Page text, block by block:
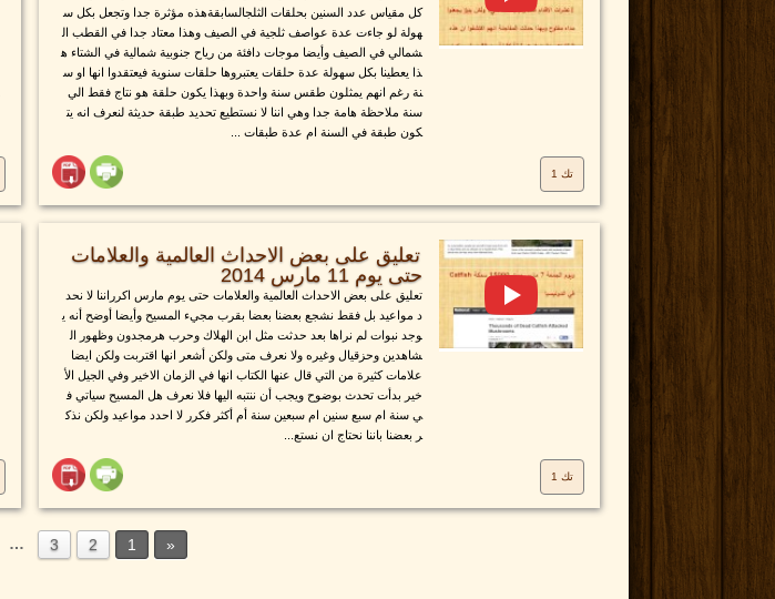
كل مقياس عدد السنين بحلقات الثلجالسابقةهذه مؤثرة جدا وتجعل بكل س
هولة لو جاءت عدة عواصف ثلجية في الصيف وهذا معتاد جدا في القطب ال
شمالي في الصيف وأيضا موجات دافئة من رياح جنوبية شمالية في الشتاء ه
ذا يعطينا بكل سهولة عدة حلقات يعتبروها حلقات سنوية فيعتقدوا انها او س
نة رغم انهم يمثلون طقس سنة واحدة وبهذا يكون حلقة هو نتاج فقط الي
سنة ملاحظة هامة جدا وهي اننا لا نستطيع تحديد طبقة حديثة لنعرف انه يت
كون طبقة في السنة ام عدة طبقات ...
تك 1
تعليق على بعض الاحداث العالمية والعلامات
حتى يوم 11 مارس 2014
تعليق على بعض الاحداث العالمية والعلامات حتى يوم مارس اكرراننا لا نحد
د مواعيد بل فقط نشجع بعضنا بعضا بقرب مجيء المسيح وأيضا أوضح أنه ي
وجد نبوات لم نراها بعد حدثت مثل ابن الهلاك وحرب هرمجدون وظهور ال
شاهدين وحزقيال وغيره ولا نعرف متى ولكن أشعر انها اقتربت ولكن ايضا
علامات كثيرة من التي قال عنها الكتاب انها في الزمان الاخير وفي الجيل الأ
خير بدأت تحدث بوضوح ويجب أن ننتبه اليها فلا نعرف هل المسيح سياتي ف
ي سنة ام سبع سنين ام سبعين سنة أم أكثر فكرر لا احدد مواعيد ولكن نذك
ر بعضنا باننا نحتاج ان نستع...
تك 1
1
2
3
…